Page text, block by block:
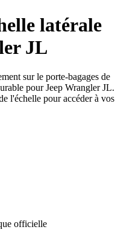
latérale
JL
sur le porte-bagages de
pour Jeep Wrangler JL.
l'échelle pour accéder à vos
officielle